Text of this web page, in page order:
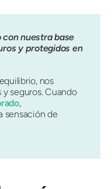
con nuestra base
y protegidos en
nos
y seguros. Cuando
,
sensación de